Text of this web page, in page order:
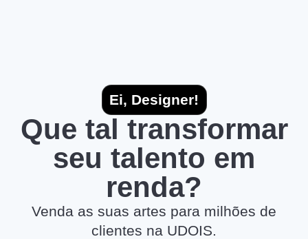
Ei, Designer!
Que tal transformar
seu talento em
renda?
Venda as suas artes para milhões de
clientes na UDOIS.